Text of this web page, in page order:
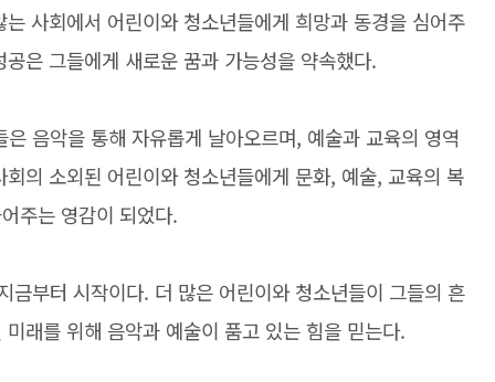
사회에서 어린이와 청소년들에게 희망과 동경을 심어주
은 그들에게 새로운 꿈과 가능성을 약속했다.
음악을 통해 자유롭게 날아오르며, 예술과 교육의 영역
의 소외된 어린이와 청소년들에게 문화, 예술, 교육의 복
주는 영감이 되었다.
금부터 시작이다. 더 많은 어린이와 청소년들이 그들의 흔
래를 위해 음악과 예술이 품고 있는 힘을 믿는다.